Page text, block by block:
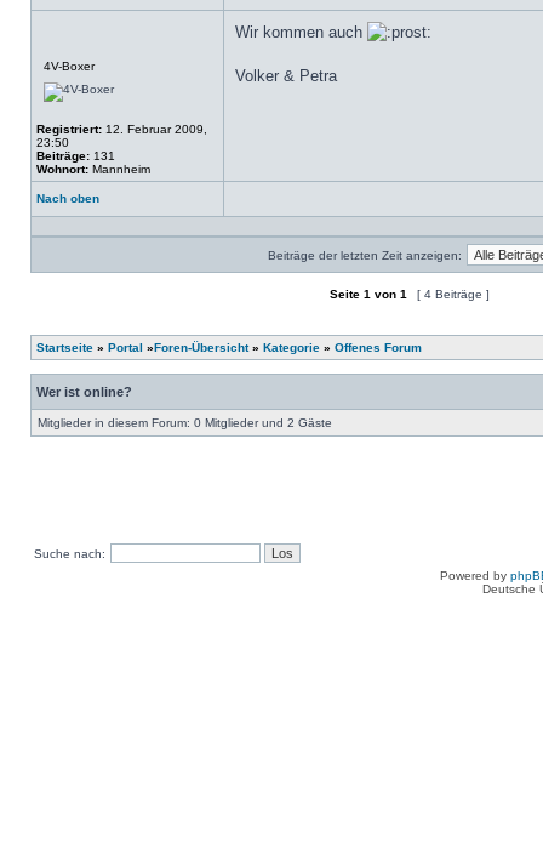
4V-Boxer
Registriert: 12. Februar 2009,
23:50
Beiträge: 131
Wohnort: Mannheim
Wir kommen auch
Volker & Petra
Nach oben
Profil
Beiträge der letzten Zeit anzeigen:
Seite 1 von 1 [ 4 Beiträge ]
Startseite » Portal »Foren-Übersicht» Kategorie » Offenes Forum
Wer ist online?
Mitglieder in diesem Forum: 0 Mitglieder und 2 Gäste
Suche nach:
Powered by
Deutsche